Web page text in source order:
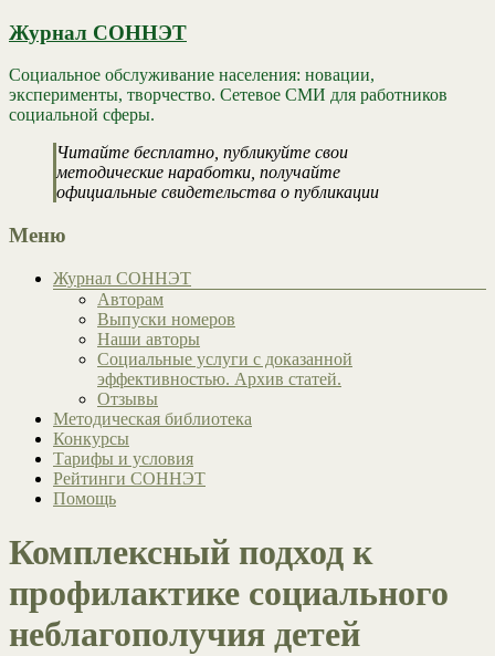
Журнал СОННЭТ
Социальное обслуживание населения: новации,
эксперименты, творчество. Сетевое СМИ для работников
социальной сферы.
Читайте бесплатно, публикуйте свои
методические наработки, получайте
официальные свидетельства о публикации
Меню
Журнал СОННЭТ
Авторам
Выпуски номеров
Наши авторы
Социальные услуги с доказанной
эффективностью. Архив статей.
Отзывы
Методическая библиотека
Конкурсы
Тарифы и условия
Рейтинги СОННЭТ
Помощь
Комплексный подход к
профилактике социального
неблагополучия детей